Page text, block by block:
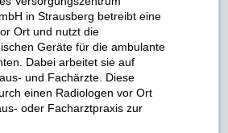
in Strausberg betreibt eine
Ort und nutzt die
Geräte für die ambulante
Dabei arbeitet sie auf
und Fachärzte. Diese
einen Radiologen vor Ort
oder Facharztpraxis zur